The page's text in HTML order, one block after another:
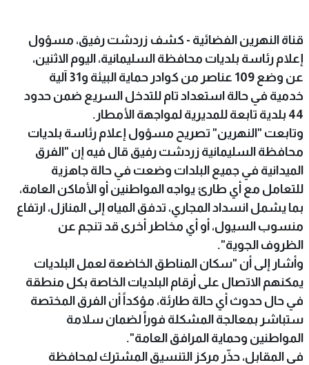
قناة النهرين الفضائية - كشف زردشت رفيق، مسؤول
إعلام رئاسة بلديات محافظة السليمانية، اليوم الاثنين،
عن وضع 109 عناصر من كوادر حماية البيئة و31 آلية
خدمية في حالة استعداد تام للتدخل السريع ضمن حدود
44 بلدية تابعة للمديرية لمواجهة الأمطار.
وتابعت "النهرين" تصريح مسؤول إعلام رئاسة بلديات
محافظة السليمانية زردشت رفيق قال فيه إن "الفرق
الميدانية في جميع البلدات وضعت في حالة جاهزية
للتعامل مع أي طارئ يواجه المواطنين أو الأماكن العامة،
بما يشمل انسداد المجاري، تدفق المياه إلى المنازل، ارتفاع
منسوب السيول، أو أي مخاطر أخرى قد تنجم عن
الظروف الجوية".
وأشار إلى أن "سكان المناطق الخاضعة لعمل البلديات
يمكنهم الاتصال على أرقام البلديات الخاصة بكل منطقة
في حال حدوث أي حالة طارئة، مؤكداً أن الفرق المختصة
ستباشر بمعالجة المشكلة فوراً لضمان سلامة
المواطنين وحماية المرافق العامة".
في المقابل، حذّر مركز التنسيق المشترك لمحافظة